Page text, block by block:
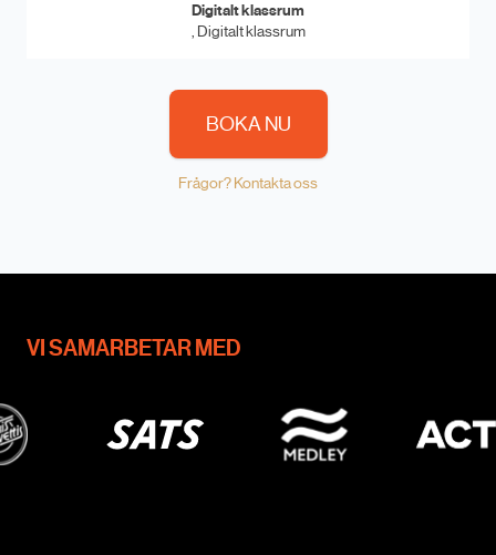
Digitalt klassrum
, Digitalt klassrum
BOKA NU
Frågor? Kontakta oss
VI SAMARBETAR MED